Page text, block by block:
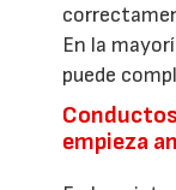
En la
puede
empieza